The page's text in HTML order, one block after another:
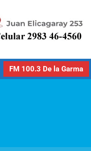
FM 100.3 De la Garma